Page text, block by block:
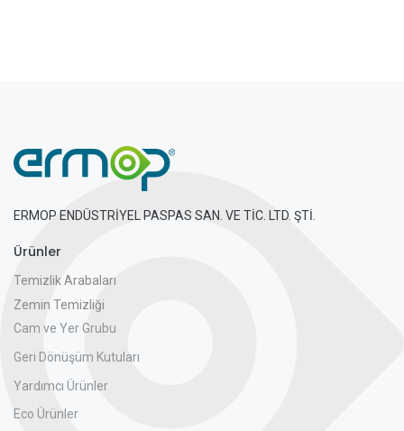
ERMOP ENDÜSTRİYEL PASPAS SAN. VE TİC. LTD. ŞTİ.
Ürünler
Temizlik Arabaları
Zemin Temizliği
Cam ve Yer Grubu
Geri Dönüşüm Kutuları
Yardımcı Ürünler
Eco Ürünler